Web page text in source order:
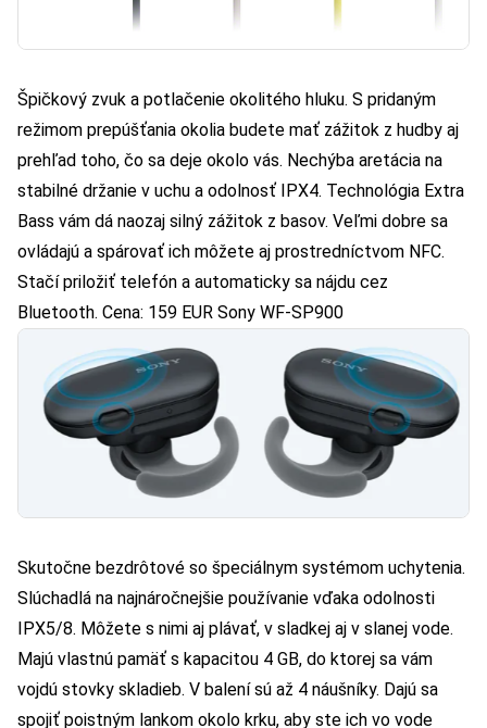
Špičkový zvuk a potlačenie okolitého hluku. S pridaným
režimom prepúšťania okolia budete mať zážitok z hudby aj
prehľad toho, čo sa deje okolo vás. Nechýba aretácia na
stabilné držanie v uchu a odolnosť IPX4. Technológia Extra
Bass vám dá naozaj silný zážitok z basov. Veľmi dobre sa
ovládajú a spárovať ich môžete aj prostredníctvom NFC.
Stačí priložiť telefón a automaticky sa nájdu cez
Bluetooth. Cena: 159 EUR Sony WF-SP900
Skutočne bezdrôtové so špeciálnym systémom uchytenia.
Slúchadlá na najnáročnejšie používanie vďaka odolnosti
IPX5/8. Môžete s nimi aj plávať, v sladkej aj v slanej vode.
Majú vlastnú pamäť s kapacitou 4 GB, do ktorej sa vám
vojdú stovky skladieb. V balení sú až 4 náušníky. Dajú sa
spojiť poistným lankom okolo krku, aby ste ich vo vode